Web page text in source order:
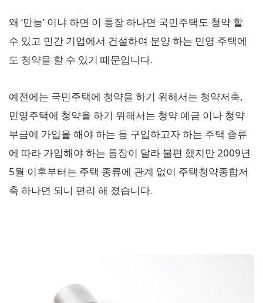
왜 ‘만능’ 이냐 하면 이 통장 하나면 국민주택도 청약 할
수 있고 민간 기업에서 건설하여 분양 하는 민영 주택에
도 청약을 할 수 있기 때문입니다.
예전에는 국민주택에 청약을 하기 위해서는 청약저축,
민영주택에 청약을 하기 위해서는 청약 예금 이나 청약
부금에 가입을 해야 하는 등 구입하고자 하는 주택 종류
에 따라 가입해야 하는 통장이 달라 불편 했지만 2009년
5월 이후부터는 주택 종류에 관계 없이 주택청약종합저
축 하나면 되니 편리 해 졌습니다.